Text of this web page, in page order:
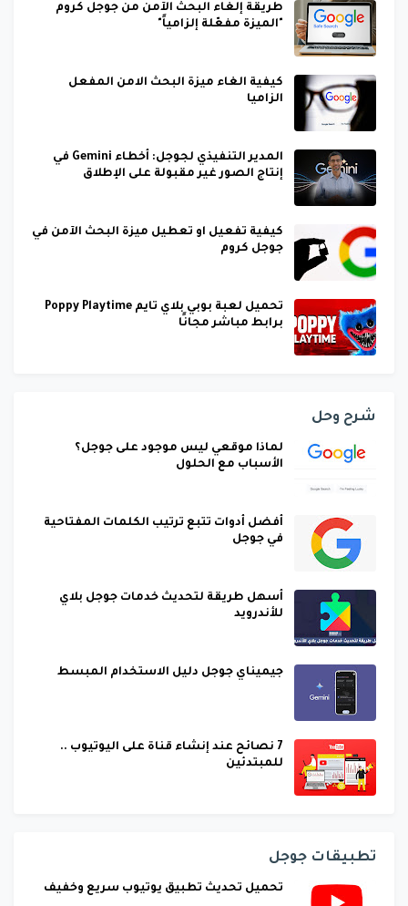
طريقة إلغاء البحث الآمن من جوجل كروم
"الميزة مفعّلة إلزامياً"
كيفية الغاء ميزة البحث الامن المفعل
الزاميا
المدير التنفيذي لجوجل: أخطاء Gemini في
إنتاج الصور غير مقبولة على الإطلاق
كيفية تفعيل او تعطيل ميزة البحث الآمن في
جوجل كروم
تحميل لعبة بوبي بلاي تايم Poppy Playtime
برابط مباشر مجانًا
شرح وحل
لماذا موقعي ليس موجود على جوجل؟
الأسباب مع الحلول
أفضل أدوات تتبع ترتيب الكلمات المفتاحية
في جوجل
أسهل طريقة لتحديث خدمات جوجل بلاي
للأندرويد
جيميناي جوجل دليل الاستخدام المبسط
7 نصائح عند إنشاء قناة على اليوتيوب ..
للمبتدئين
تطبيقات جوجل
تحميل تحديث تطبيق يوتيوب سريع وخفيف